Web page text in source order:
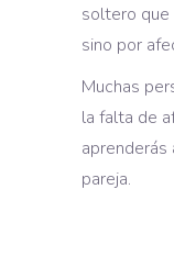
soltero que
sino por
Muchas
la falta de
pareja.